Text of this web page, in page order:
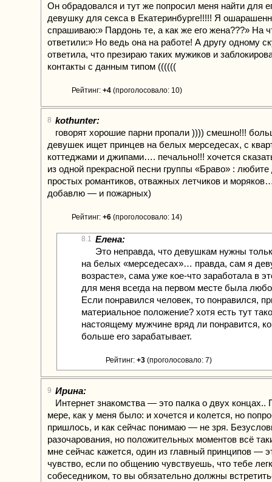
Он обрадовался и тут же попросил меня найти для
девушку для секса в Екатеринбурге!!!!! Я
спрашиваю:» Пардонь те, а как же его жена???» На
ответили:» Но ведь она на работе! А другу одному
ответила, что презираю таких мужиков и
контакты с данным типом ((((((
Рейтинг: +4 (проголосовало: 10)
8 kothunter:
говорят хорошие парни пропали )))) смешно!!!
девушек ищет принцев на белых мерседесах, с
коттеджами и джипами…. печально!!! хочется
из одной прекрасной песни группы «Браво» :
простых романтиков, отважных летчиков и
добавлю — и пожарных)
Рейтинг: +6 (проголосовало: 14)
8.1 Елена:
Это неправда, что девушкам нужны
на белых «мерседесах»… правда, сам я
возрасте», сама уже кое-что заработала в
для меня всегда на первом месте была
Если понравился человек, то понравился,
материальное положение? хотя есть тут
настоящему мужчине вряд ли понравится,
больше его зарабатывает.
Рейтинг: +3 (проголосовало: 7)
9 Ирина:
Интернет знакомства — это палка о двух концах..
мере, как у меня было: и хочется и колется, но
пришлось, и как сейчас понимаю — не зря.
разочарования, но положительных моментов всё
мне сейчас кажется, один из главный принципов —
чувство, если по общению чувствуешь, что тебе
собеседником, то вы обязательно должны